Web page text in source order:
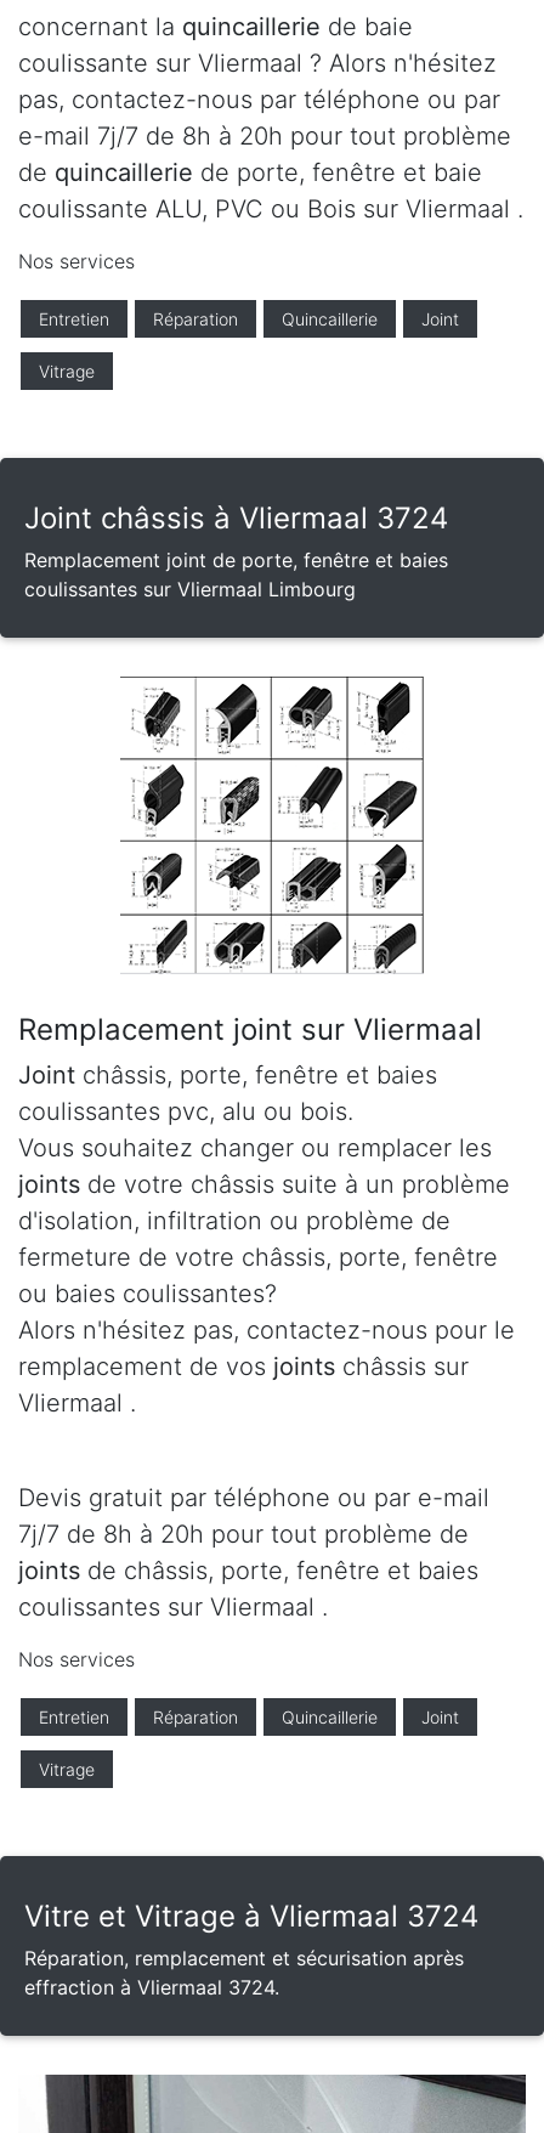
concernant la quincaillerie de baie
coulissante sur Vliermaal ? Alors n'hésitez
pas, contactez-nous par téléphone ou par
e-mail 7j/7 de 8h à 20h pour tout problème
de quincaillerie de porte, fenêtre et baie
coulissante ALU, PVC ou Bois sur Vliermaal .
Nos services
Entretien Réparation Quincaillerie Joint
Vitrage
Joint châssis à Vliermaal 3724
Remplacement joint de porte, fenêtre et baies
coulissantes sur Vliermaal Limbourg
Remplacement joint sur Vliermaal
Joint châssis, porte, fenêtre et baies
coulissantes pvc, alu ou bois.
Vous souhaitez changer ou remplacer les
joints de votre châssis suite à un problème
d'isolation, infiltration ou problème de
fermeture de votre châssis, porte, fenêtre
ou baies coulissantes?
Alors n'hésitez pas, contactez-nous pour le
remplacement de vos joints châssis sur
Vliermaal .
Devis gratuit par téléphone ou par e-mail
7j/7 de 8h à 20h pour tout problème de
joints de châssis, porte, fenêtre et baies
coulissantes sur Vliermaal .
Nos services
Entretien Réparation Quincaillerie Joint
Vitrage
Vitre et Vitrage à Vliermaal 3724
Réparation, remplacement et sécurisation après
effraction à Vliermaal 3724.